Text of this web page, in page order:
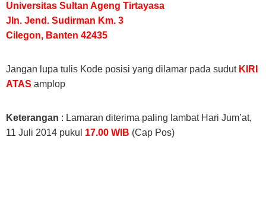
Universitas Sultan Ageng Tirtayasa
Jln. Jend. Sudirman Km. 3
Cilegon, Banten 42435
Jangan lupa tulis Kode posisi yang dilamar pada sudut KIRI
ATAS amplop
Keterangan : Lamaran diterima paling lambat Hari Jum’at,
11 Juli 2014 pukul 17.00 WIB (Cap Pos)